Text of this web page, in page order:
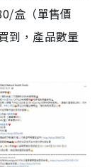
盒（單售價
到，產品數量